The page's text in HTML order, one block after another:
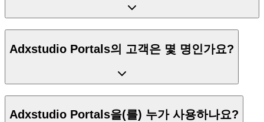
Adxstudio Portals의 고객은 몇 명인가요?
Adxstudio Portals을(를) 누가 사용하나요?